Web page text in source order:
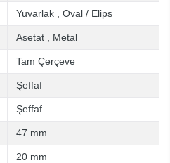
Yuvarlak Oval / Elips
Asetat Metal
Tam Çerçeve
Şeffaf
Şeffaf
47 mm
20 mm